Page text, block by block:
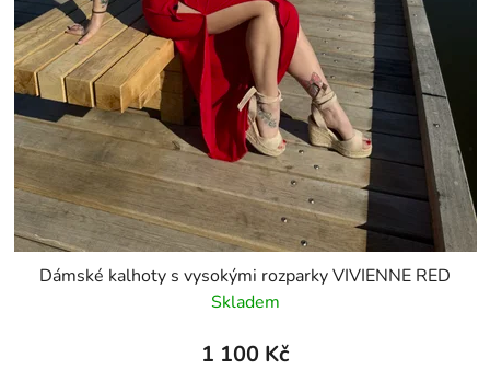
Dámské kalhoty s vysokými rozparky VIVIENNE RED
Skladem
1 100 Kč